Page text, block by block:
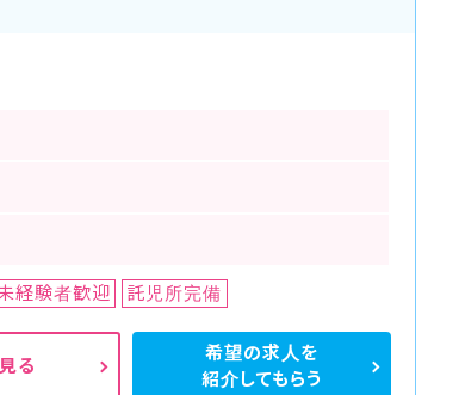
経験者歓迎 託児所完備
る
希望の求人を
紹介してもらう